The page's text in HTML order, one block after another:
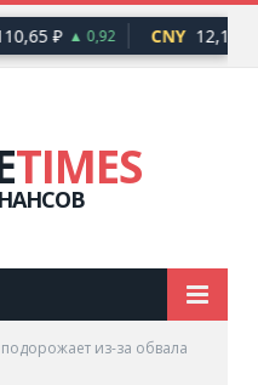
₽ ▲ 0,92 CNY 12,17 ₽
TIMES
из-за обвала